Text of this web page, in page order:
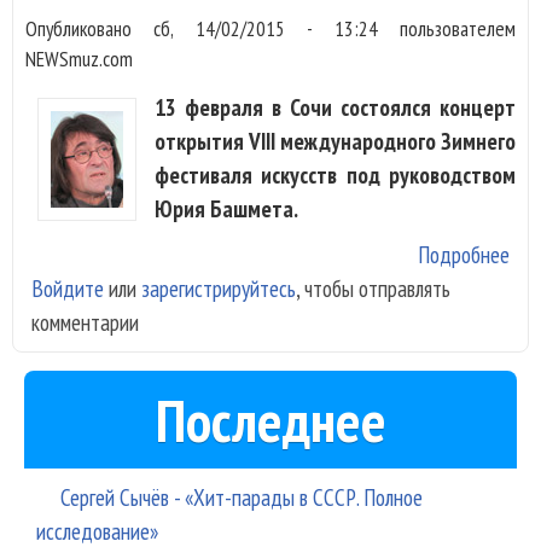
Опубликованосб, 14/02/2015 - 13:24пользователем
NEWSmuz.com
13 февраля в Сочи состоялся концерт
открытия VIII международного Зимнего
фестиваля искусств под руководством
Юрия Башмета.
Подробнее
Войдите или зарегистрируйтесь, чтобы отправлять
комментарии
Последнее
Сергей Сычёв - «Хит-парады в СССР. Полное
исследование»